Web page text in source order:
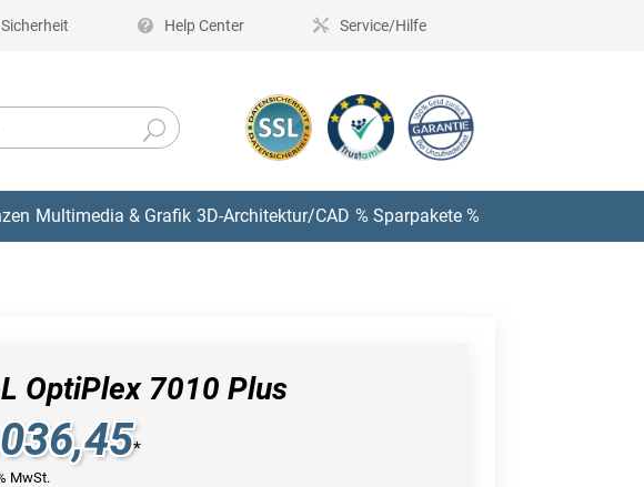
Sicherheit Help Center Service/Hilfe
Multimedia & Grafik 3D-Architektur/CAD % Sparpakete %
OptiPlex 7010 Plus
*
MwSt.